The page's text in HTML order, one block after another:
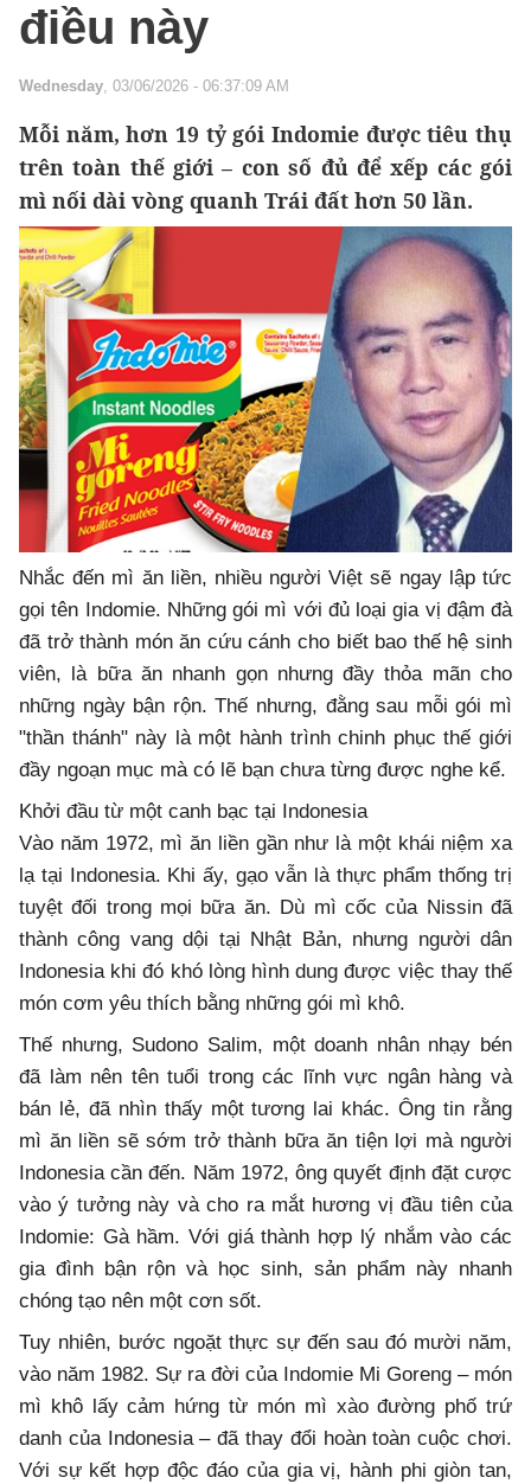
điều này
Wednesday, 03/06/2026 - 06:37:09 AM
Mỗi năm, hơn 19 tỷ gói Indomie được tiêu thụ
trên toàn thế giới – con số đủ để xếp các gói
mì nối dài vòng quanh Trái đất hơn 50 lần.
Nhắc đến mì ăn liền, nhiều người Việt sẽ ngay lập tức
gọi tên Indomie. Những gói mì với đủ loại gia vị đậm đà
đã trở thành món ăn cứu cánh cho biết bao thế hệ sinh
viên, là bữa ăn nhanh gọn nhưng đầy thỏa mãn cho
những ngày bận rộn. Thế nhưng, đằng sau mỗi gói mì
"thần thánh" này là một hành trình chinh phục thế giới
đầy ngoạn mục mà có lẽ bạn chưa từng được nghe kể.
Khởi đầu từ một canh bạc tại Indonesia
Vào năm 1972, mì ăn liền gần như là một khái niệm xa
lạ tại Indonesia. Khi ấy, gạo vẫn là thực phẩm thống trị
tuyệt đối trong mọi bữa ăn. Dù mì cốc của Nissin đã
thành công vang dội tại Nhật Bản, nhưng người dân
Indonesia khi đó khó lòng hình dung được việc thay thế
món cơm yêu thích bằng những gói mì khô.
Thế nhưng, Sudono Salim, một doanh nhân nhạy bén
đã làm nên tên tuổi trong các lĩnh vực ngân hàng và
bán lẻ, đã nhìn thấy một tương lai khác. Ông tin rằng
mì ăn liền sẽ sớm trở thành bữa ăn tiện lợi mà người
Indonesia cần đến. Năm 1972, ông quyết định đặt cược
vào ý tưởng này và cho ra mắt hương vị đầu tiên của
Indomie: Gà hầm. Với giá thành hợp lý nhắm vào các
gia đình bận rộn và học sinh, sản phẩm này nhanh
chóng tạo nên một cơn sốt.
Tuy nhiên, bước ngoặt thực sự đến sau đó mười năm,
vào năm 1982. Sự ra đời của Indomie Mi Goreng – món
mì khô lấy cảm hứng từ món mì xào đường phố trứ
danh của Indonesia – đã thay đổi hoàn toàn cuộc chơi.
Với sự kết hợp độc đáo của gia vị, hành phi giòn tan,